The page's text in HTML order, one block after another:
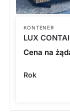
KONTENER
LUX
Cena na
Rok